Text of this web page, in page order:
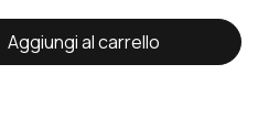
Aggiungi al carrello